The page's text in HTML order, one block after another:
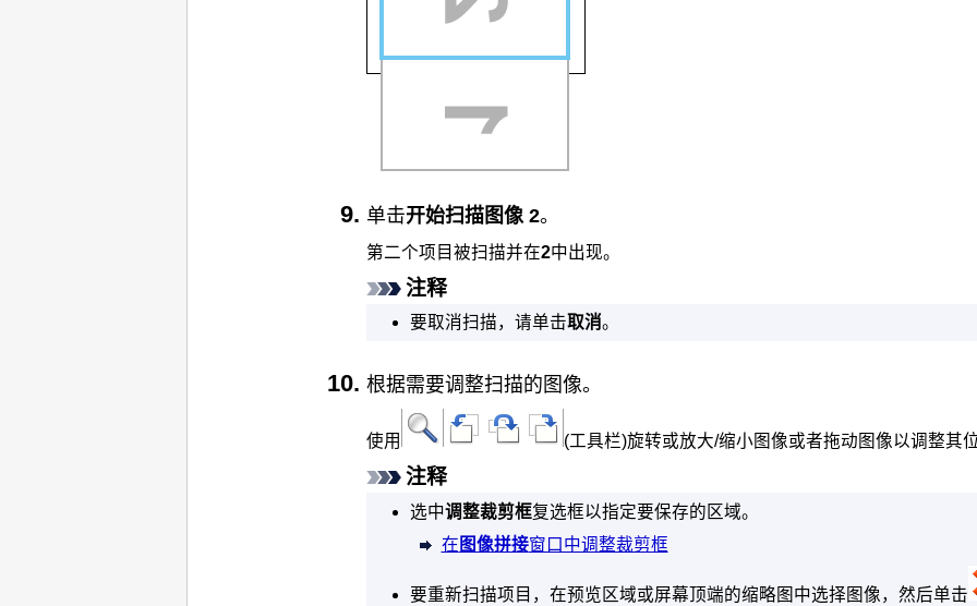
单击开始扫描图像 2。
第二个项目被扫描并在2中出现。
注释
要取消扫描，请单击取消。
根据需要调整扫描的图像。
使用 (工具栏)旋转或放大/缩小图像或者拖动图像以调整其
注释
选中调整裁剪框复选框以指定要保存的区域。
在 图像拼接窗口中调整裁剪框
要重新扫描项目，在预览区域或屏幕顶端的缩略图中选择图像，然后单击